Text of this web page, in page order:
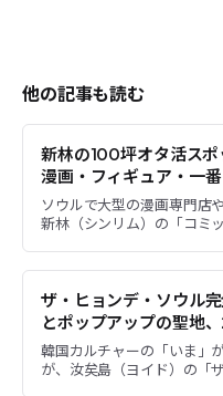
他の記事も読む
新林の100坪オタ活スポ
漫画・フィギュア・一
ソウルで大型の漫画専門店
新林（シンリム）の「コミ
ザ・ヒョンデ・ソウル
とポップアップの聖地
韓国カルチャーの「いま」
が、汝矣島（ヨイド）の「